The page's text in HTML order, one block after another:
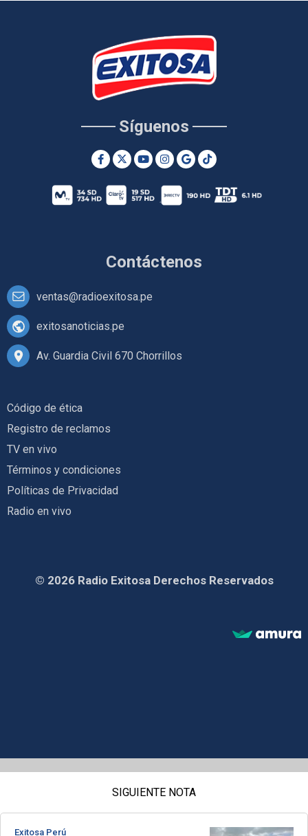
Contáctenos
ventas@radioexitosa.pe
exitosanoticias.pe
Av. Guardia Civil 670 Chorrillos
Síguenos
Código de ética
Registro de reclamos
TV en vivo
Términos y condiciones
Políticas de Privacidad
Radio en vivo
© 2026 Radio Exitosa Derechos Reservados
SIGUIENTE NOTA
Exitosa Perú